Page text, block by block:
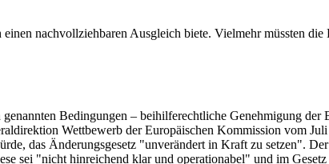
nachvollziehbaren Ausgleich biete. Vielmehr müssten die
Bedingungen – beihilferechtliche Genehmigung der
Wettbewerb der Europäischen Kommission vom
das Änderungsgesetz "unverändert in Kraft zu setzen".
sei "nicht hinreichend klar und operationabel" und im